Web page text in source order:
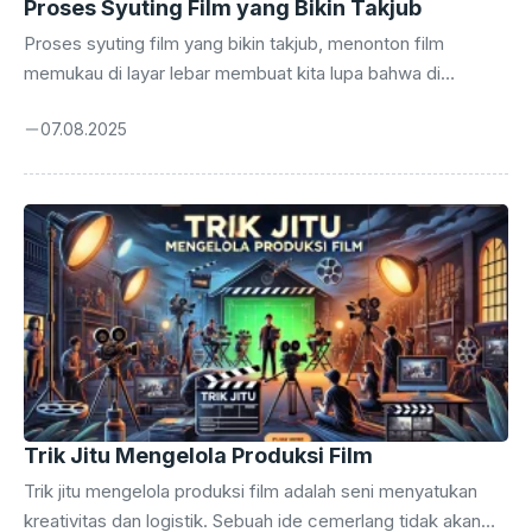
Proses Syuting Film yang Bikin Takjub
Proses syuting film yang bikin takjub, menonton film
memukau di layar lebar membuat kita lupa bahwa di
Syuting film bukan sekadar menekan tombol kamera lalu
ini akan mengajak kamu menyelami proses syuting film dari
awal hingga akhir yang sering tak terlihat. Bagi banyak
orang, dunia produksi film terdengar glamor. Namun,
realitas di balik layar jauh lebih kompleks. ...
07.08.2025
Trik Jitu Mengelola Produksi Film
Trik jitu mengelola produksi film adalah seni menyatukan
kreativitas dan logistik. Sebuah ide cemerlang tidak akan